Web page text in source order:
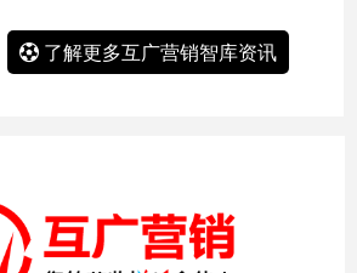
了解更多互广营销智库资讯